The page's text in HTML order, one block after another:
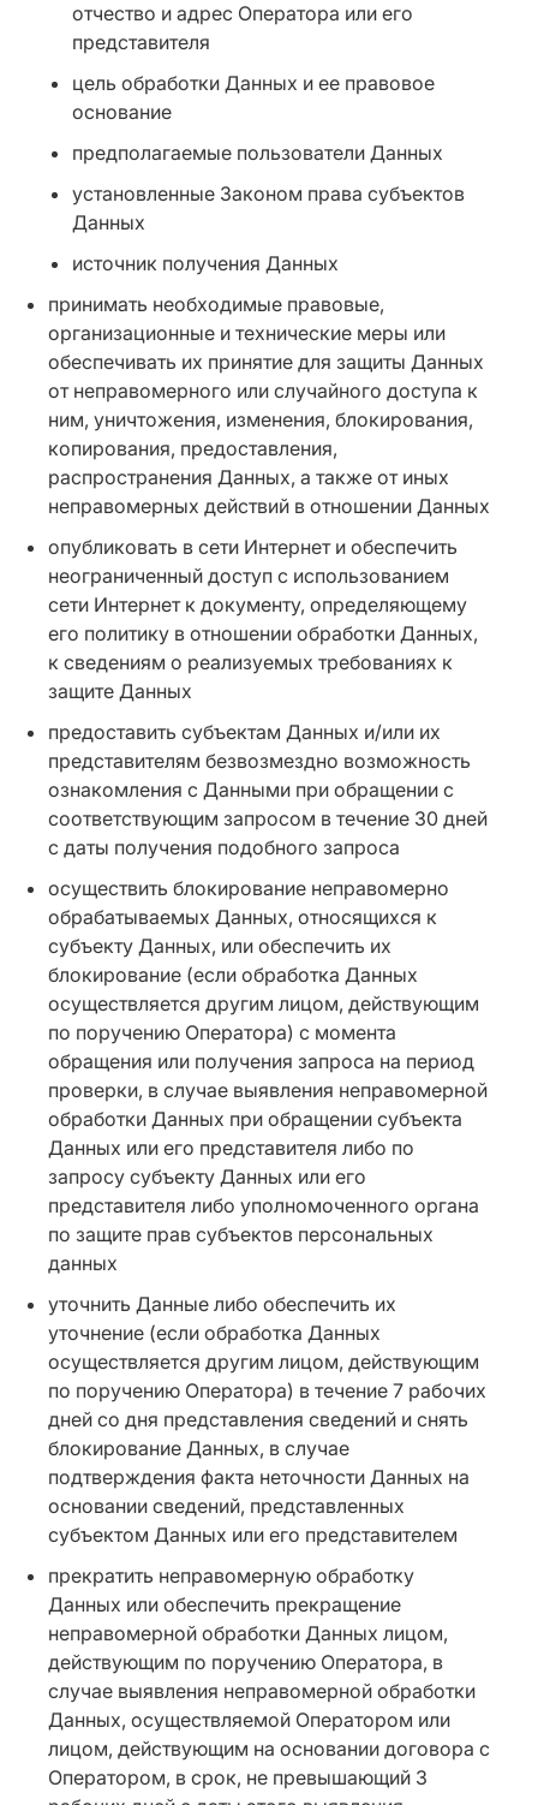
отчество и адрес Оператора или его
представителя
цель обработки Данных и ее правовое
основание
предполагаемые пользователи Данных
установленные Законом права субъектов
Данных
источник получения Данных
принимать необходимые правовые,
организационные и технические меры или
обеспечивать их принятие для защиты Данных
от неправомерного или случайного доступа к
ним, уничтожения, изменения, блокирования,
копирования, предоставления,
распространения Данных, а также от иных
неправомерных действий в отношении Данных
опубликовать в сети Интернет и обеспечить
неограниченный доступ с использованием
сети Интернет к документу, определяющему
его политику в отношении обработки Данных,
к сведениям о реализуемых требованиях к
защите Данных
предоставить субъектам Данных и/или их
представителям безвозмездно возможность
ознакомления с Данными при обращении с
соответствующим запросом в течение 30 дней
с даты получения подобного запроса
осуществить блокирование неправомерно
обрабатываемых Данных, относящихся к
субъекту Данных, или обеспечить их
блокирование (если обработка Данных
осуществляется другим лицом, действующим
по поручению Оператора) с момента
обращения или получения запроса на период
проверки, в случае выявления неправомерной
обработки Данных при обращении субъекта
Данных или его представителя либо по
запросу субъекту Данных или его
представителя либо уполномоченного органа
по защите прав субъектов персональных
данных
уточнить Данные либо обеспечить их
уточнение (если обработка Данных
осуществляется другим лицом, действующим
по поручению Оператора) в течение 7 рабочих
дней со дня представления сведений и снять
блокирование Данных, в случае
подтверждения факта неточности Данных на
основании сведений, представленных
субъектом Данных или его представителем
прекратить неправомерную обработку
Данных или обеспечить прекращение
неправомерной обработки Данных лицом,
действующим по поручению Оператора, в
случае выявления неправомерной обработки
Данных, осуществляемой Оператором или
лицом, действующим на основании договора с
Оператором, в срок, не превышающий 3